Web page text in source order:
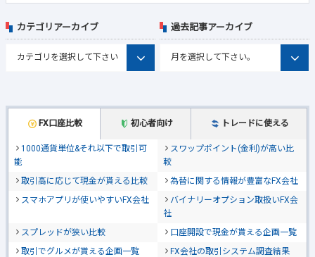
FX口座比較 初心者向け トレードに使える
1000通貨単位&それ以下で取引可
能
スワップポイント(金利)が高い比
較
取引高に応じて現金が貰える比較
為替に関する情報が豊富なFX会社
スマホアプリが使いやすいFX会社
バイナリーオプション取扱いFX会
社
スプレッドが狭い比較
口座開設で現金が貰える企画一覧
取引でグルメが貰える企画一覧
FX会社の取引システム調査結果
カテゴリアーカイブ 過去記事アーカイブ